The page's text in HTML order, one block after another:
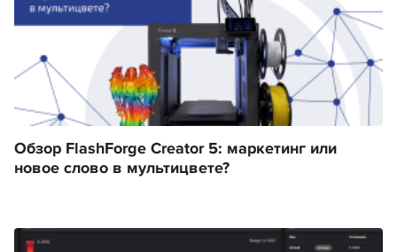
Обзор FlashForge Creator 5: маркетинг или
новое слово в мультицвете?